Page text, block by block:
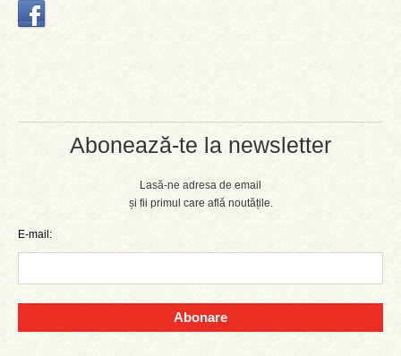
Abonează-te la newsletter
Lasă-ne adresa de email
și fii primul care află noutățile.
E-mail:
Abonare